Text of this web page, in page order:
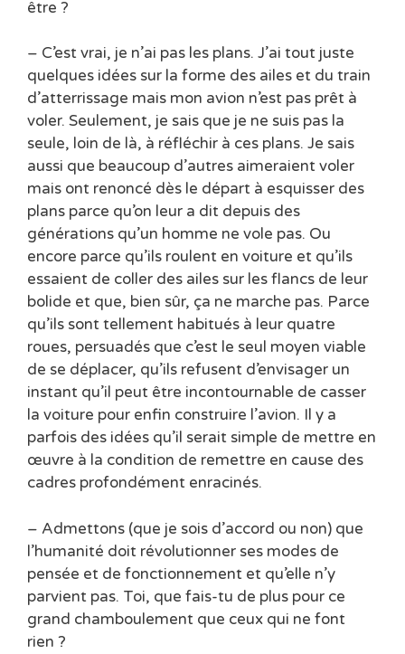
être ?
– C’est vrai, je n’ai pas les plans. J’ai tout juste
quelques idées sur la forme des ailes et du train
d’atterrissage mais mon avion n’est pas prêt à
voler. Seulement, je sais que je ne suis pas la
seule, loin de là, à réfléchir à ces plans. Je sais
aussi que beaucoup d’autres aimeraient voler
mais ont renoncé dès le départ à esquisser des
plans parce qu’on leur a dit depuis des
générations qu’un homme ne vole pas. Ou
encore parce qu’ils roulent en voiture et qu’ils
essaient de coller des ailes sur les flancs de leur
bolide et que, bien sûr, ça ne marche pas. Parce
qu’ils sont tellement habitués à leur quatre
roues, persuadés que c’est le seul moyen viable
de se déplacer, qu’ils refusent d’envisager un
instant qu’il peut être incontournable de casser
la voiture pour enfin construire l’avion. Il y a
parfois des idées qu’il serait simple de mettre en
œuvre à la condition de remettre en cause des
cadres profondément enracinés.
– Admettons (que je sois d’accord ou non) que
l’humanité doit révolutionner ses modes de
pensée et de fonctionnement et qu’elle n’y
parvient pas. Toi, que fais-tu de plus pour ce
grand chamboulement que ceux qui ne font
rien ?